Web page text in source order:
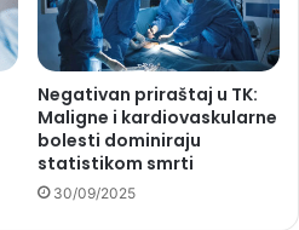
Negativan priraštaj u TK:
Maligne i kardiovaskularne
bolesti dominiraju
statistikom smrti
30/09/2025